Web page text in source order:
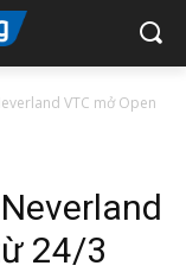
VTC mở Open
24/3